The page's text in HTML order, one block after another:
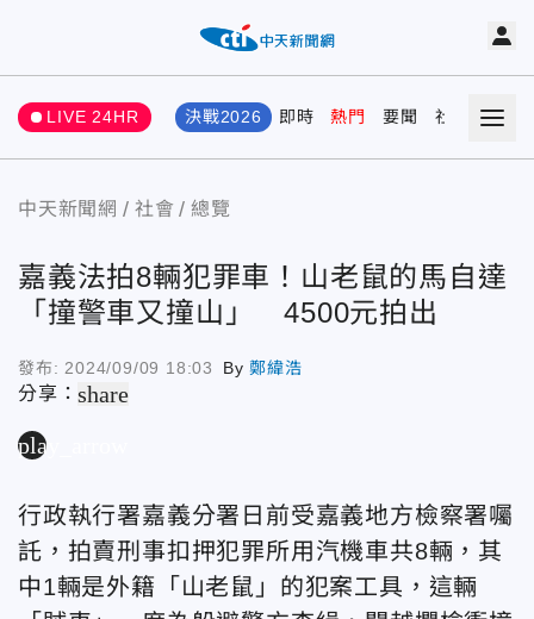
LIVE 24HR 決戰2026 即時 熱門 要聞 社會 娛樂
中天新聞網 社會 總覽
嘉義法拍8輛犯罪車！山老鼠的馬自達
「撞警車又撞山」 4500元拍出
發布: 2024/09/09 18:03 By鄭緯浩
分享：share
play_arrow
行政執行署嘉義分署日前受嘉義地方檢察署囑
託，拍賣刑事扣押犯罪所用汽機車共8輛，其
中1輛是外籍「山老鼠」的犯案工具，這輛